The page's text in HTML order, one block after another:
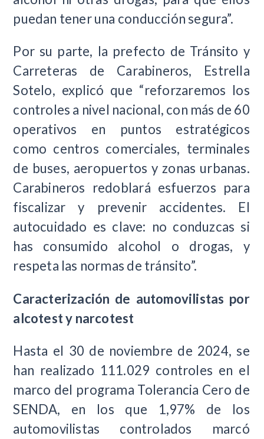
puedan tener una conducción segura”.
Por su parte, la prefecto de Tránsito y
Carreteras de Carabineros, Estrella
Sotelo, explicó que “reforzaremos los
controles a nivel nacional, con más de 60
operativos en puntos estratégicos
como centros comerciales, terminales
de buses, aeropuertos y zonas urbanas.
Carabineros redoblará esfuerzos para
fiscalizar y prevenir accidentes. El
autocuidado es clave: no conduzcas si
has consumido alcohol o drogas, y
respeta las normas de tránsito”.
Caracterización de automovilistas por
alcotest y narcotest
Hasta el 30 de noviembre de 2024, se
han realizado 111.029 controles en el
marco del programa Tolerancia Cero de
SENDA, en los que 1,97% de los
automovilistas controlados marcó